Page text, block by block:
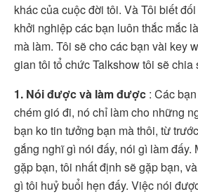
khác của cuộc đời tôi. Và Tôi biết
khởi nghiệp các bạn luôn thắc mắc
mà làm. Tôi sẽ cho các bạn vài key
gian tôi tổ chức Talkshow tôi sẽ chia
1. Nói được và làm được : Các
chém gió đi, nó chỉ làm cho những
bạn ko tin tưởng bạn mà thôi, từ
gắng nghĩ gì nói đấy, nói gì làm đấy.
gặp bạn, tôi nhất định sẽ gặp bạn,
gì tôi huỷ buổi hẹn đấy. Việc nói